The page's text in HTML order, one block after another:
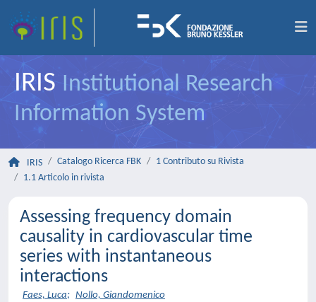
IRIS Institutional Research
Information System
IRIS Catalogo Ricerca FBK
1 Contributo su Rivista
1.1 Articolo in rivista
Assessing frequency domain
causality in cardiovascular time
series with instantaneous
interactions
Faes, Luca; Nollo, Giandomenico